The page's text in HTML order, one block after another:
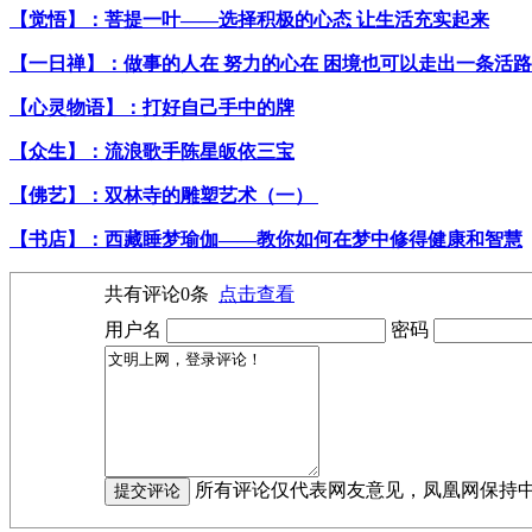
【觉悟】：菩提一叶——选择积极的心态 让生活充实起来
【一日禅】：做事的人在 努力的心在 困境也可以走出一条活
【心灵物语】：打好自己手中的牌
【众生】：流浪歌手陈星皈依三宝
【佛艺】：双林寺的雕塑艺术（一）
【书店】：西藏睡梦瑜伽——教你如何在梦中修得健康和智慧
共有评论0条
点击查看
用户名
密码
所有评论仅代表网友意见，凤凰网保持中